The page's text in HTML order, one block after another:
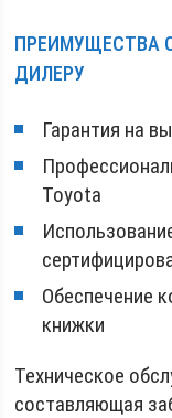
ПРЕИМУЩЕСТВА
ДИЛЕРУ
Гарантия на
Toyota
Обеспечение
книжки
Техническое
составляющая